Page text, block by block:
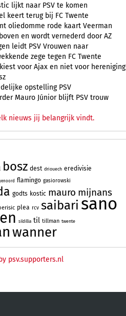
lijkt naar PSV te komen
keert terug bij FC Twente
oliedomme rode kaart Veerman
en wordt vernederd door AZ
leidt PSV Vrouwen naar
zege tegen FC Twente
voor Ajax en niet voor hereniging
opstelling PSV
Mauro Júnior blijft PSV trouw
nieuws jij belangrijk vindt.
bosz dest driouech eredivisie
flamingo gasiorowski
godts kostic mauro mijnans
plea rcv saibari sano
sildillia til tillman twente
wanner
psv.supporters.nl